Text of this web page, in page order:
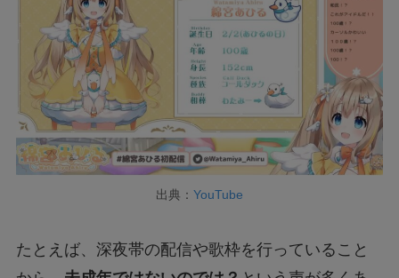
出典： YouTube
たとえば、深夜帯の配信や歌枠を行っていること